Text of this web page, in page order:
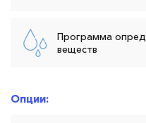
Программа
веществ
Опции: